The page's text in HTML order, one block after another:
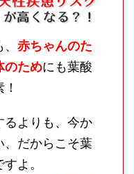
赤ちゃんのた
のためにも葉酸
るよりも、今か
、だからこそ葉
よ。